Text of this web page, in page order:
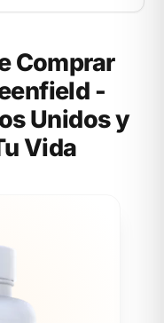
Comprar
-
Unidos y
Vida